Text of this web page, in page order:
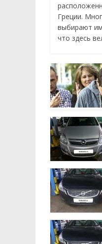
Греции.
выбирают
что здесь